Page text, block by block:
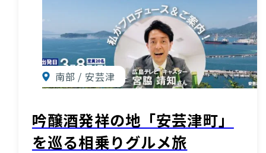
南部 / 安芸津
吟醸酒発祥の地「安芸津町」
を巡る相乗りグルメ旅